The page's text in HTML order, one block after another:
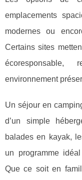
emplacements
modernes ou
Certains sites
écoresponsable,
environnement
Un séjour en
d’un simple
balades en kayak,
un programme
Que ce soit en